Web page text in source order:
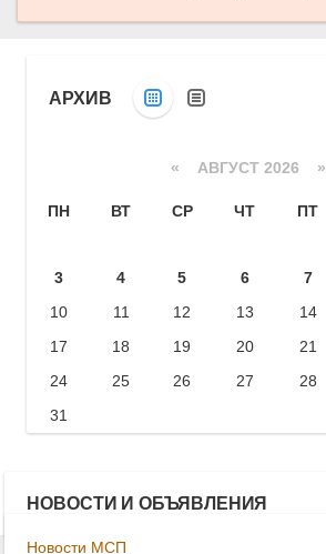
АРХИВ
« АВГУСТ 2026 »
ПН ВТ СР ЧТ ПТ
3
4 5 6 7
10
11 12 13 14
17
18 19 20 21
24
25 26 27 28
31
НОВОСТИ И ОБЪЯВЛЕНИЯ
Новости МСП